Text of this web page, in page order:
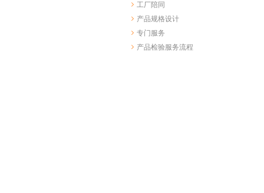
工厂陪同
产品规格设计
专门服务
产品检验服务流程